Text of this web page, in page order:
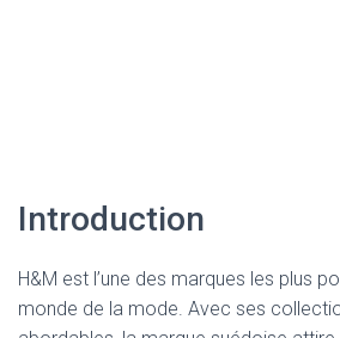
Introduction
H&M est l’une des marques les plus
monde de la mode. Avec ses